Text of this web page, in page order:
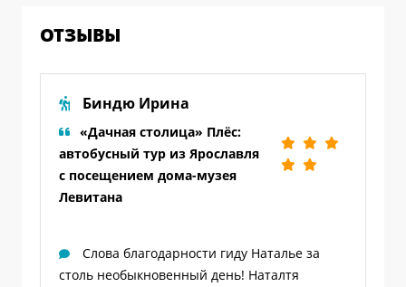
ОТЗЫВЫ
Биндю Ирина
«Дачная столица» Плёс:
автобусный тур из Ярославля
с посещением дома-музея
Левитана
Слова благодарности гиду Наталье за
столь необыкновенный день! Наталтя